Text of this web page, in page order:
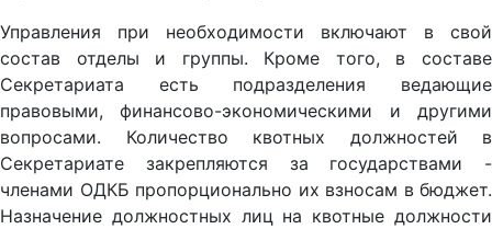
Управления при необходимости включают в свой
состав отделы и группы. Кроме того, в составе
Секретариата есть подразделения ведающие
правовыми, финансово-экономическими и другими
вопросами. Количество квотных должностей в
Секретариате закрепляются за государствами -
членами ОДКБ пропорционально их взносам в бюджет.
Назначение должностных лиц на квотные должности